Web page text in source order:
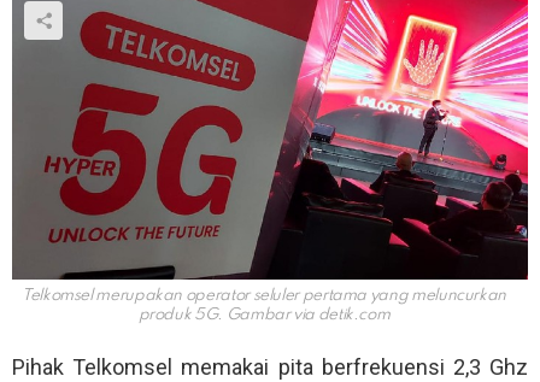
Telkomsel merupakan operator seluler pertama yang meluncurkan
produk 5G. Gambar via detik.com
Pihak Telkomsel memakai pita berfrekuensi 2,3 Ghz